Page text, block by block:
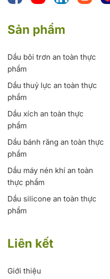
Sản phẩm
Dầu bôi trơn an toàn thực
phẩm
Dầu thuỷ lực an toàn thực
phẩm
Dầu xích an toàn thực
phẩm
Dầu bánh răng an toàn thực
phẩm
Dầu máy nén khí an toàn
thực phẩm
Dầu silicone an toàn thực
phẩm
Liên kết
Giới thiệu